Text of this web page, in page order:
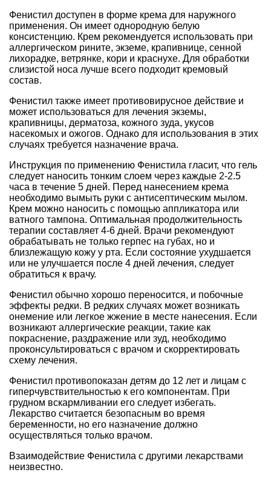
Фенистил доступен в форме крема для наружного
применения. Он имеет однородную белую
консистенцию. Крем рекомендуется использовать при
аллергическом рините, экземе, крапивнице, сенной
лихорадке, ветрянке, кори и краснухе. Для обработки
слизистой носа лучше всего подходит кремовый
состав.
Фенистил также имеет противовирусное действие и
может использоваться для лечения экземы,
крапивницы, дерматоза, кожного зуда, укусов
насекомых и ожогов. Однако для использования в этих
случаях требуется назначение врача.
Инструкция по применению Фенистила гласит, что гель
следует наносить тонким слоем через каждые 2-2.5
часа в течение 5 дней. Перед нанесением крема
необходимо вымыть руки с антисептическим мылом.
Крем можно наносить с помощью аппликатора или
ватного тампона. Оптимальная продолжительность
терапии составляет 4-6 дней. Врачи рекомендуют
обрабатывать не только герпес на губах, но и
близлежащую кожу у рта. Если состояние ухудшается
или не улучшается после 4 дней лечения, следует
обратиться к врачу.
Фенистил обычно хорошо переносится, и побочные
эффекты редки. В редких случаях может возникать
онемение или легкое жжение в месте нанесения. Если
возникают аллергические реакции, такие как
покраснение, раздражение или зуд, необходимо
проконсультироваться с врачом и скорректировать
схему лечения.
Фенистил противопоказан детям до 12 лет и лицам с
гиперчувствительностью к его компонентам. При
грудном вскармливании его следует избегать.
Лекарство считается безопасным во время
беременности, но его назначение должно
осуществляться только врачом.
Взаимодействие Фенистила с другими лекарствами
неизвестно.